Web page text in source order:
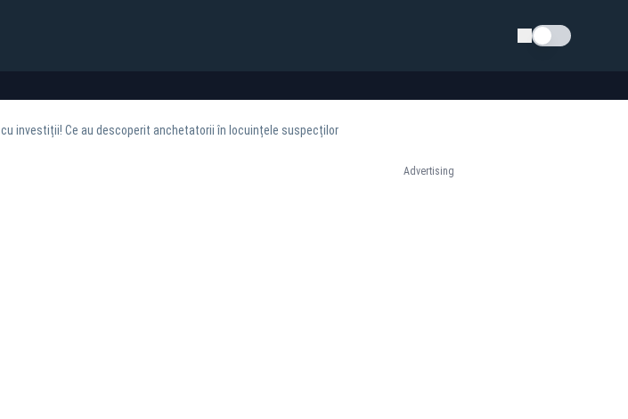
Schimba tema
investiții! Ce au descoperit anchetatorii în locuințele suspecților
Advertising